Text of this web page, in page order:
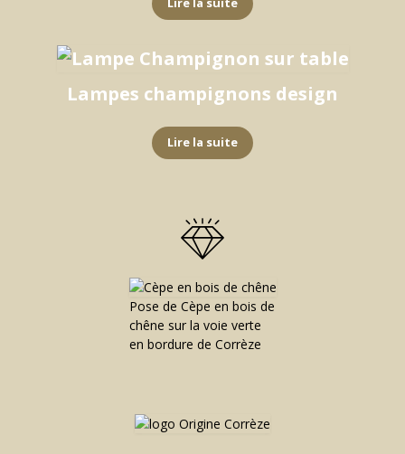
Lampes champignons design
Lire la suite
Pose de Cèpe en bois de
chêne sur la voie verte
en bordure de Corrèze